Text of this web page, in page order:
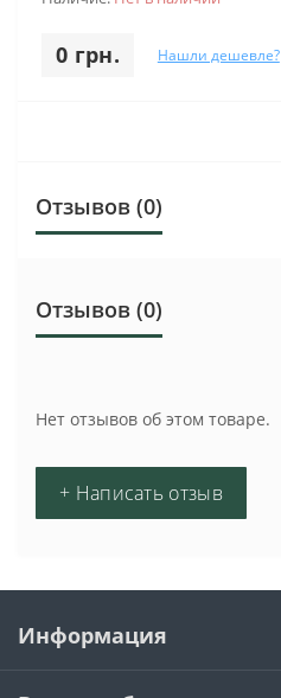
0 грн. Нашли дешевле?
Отзывов (0)
Отзывов (0)
Нет отзывов об этом товаре.
+ Написать отзыв
Информация